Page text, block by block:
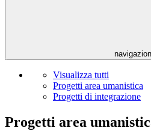
Visualizza tutti
Progetti area umanistica
Progetti di integrazione
Progetti area